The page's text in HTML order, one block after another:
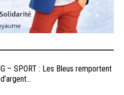
– SPORT : Les Bleus remportent